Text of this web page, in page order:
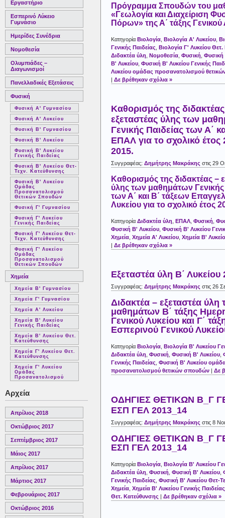
Εργαστήριο
Εσπερινό Λύκειο
Γυμνάσιο
Ημερίδες Συνέδρια
Νομοθεσία
Ολυμπιάδες –
Διαγωνισμοί
Πανελλαδικές Εξετάσεις
Φυσική
Φυσική Α' Γυμνασίου
Φυσική Α' Λυκείου
Φυσική Β' Γυμνασίου
Φυσική Β' Λυκείου
Φυσική Β' Λυκείου
Γενικής Παιδείας
Φυσική Β' Λυκείου Θετ-
Τεχν. Κατεύθυνσης
Φυσική Β' Λυκείου
Ομάδας
Προσανατολισμού
Θετικών Σπουδών
Φυσική Γ' Γυμνασίου
Φυσική Γ' Λυκείου
Γενικής Παιδείας
Φυσική Γ' Λυκείου Θετ-
Τεχν. Κατεύθυνσης
Φυσική Γ' Λυκείου
Ομάδας
Προσανατολισμού
Θετικών Σπουδών
Χημεία
Χημεία Β' Γυμνασίου
Χημεία Γ' Γυμνασίου
Χημεία Α' Λυκείου
Χημεία Β' Λυκείου
Γενικής Παιδείας
Χημεία Β' Λυκείου Θετ.
Κατεύθυνσης
Χημεία Γ' Λυκείου Θετ.
Κατεύθυνσης
Χημεία Γ' Λυκείου
Ομάδας
Προσανατολισμού
Αρχεία
Απρίλιος 2018
Οκτώβριος 2017
Σεπτέμβριος 2017
Μάιος 2017
Απρίλιος 2017
Μάρτιος 2017
Φεβρουάριος 2017
Οκτώβριος 2016
Πρόγραμμα Σπουδών του
«Γεωλογία και Διαχείριση
Πόρων» της Α΄ τάξης Γενικού
Κατηγορία Βιολογία Βιολογία Α' Λυκείου
Γενικής Παιδείας Βιολογία Γ' Λυκείου
Διδακτέα ύλη Νομοθεσία Φυσική Φυσική
Β' Λυκείου Φυσική Β' Λυκείου Γενικής
Λυκείου ομάδας προσανατολισμού
| Δε βρέθηκαν σχόλια »
Καθορισμός της
εξεταστέας ύλης των
Γενικής Παιδείας των Α΄
ΕΠΑΛ για το σχολικό έτος
2015.
Συγγραφέας: Δημήτρης Μακράκης στις 29
Καθορισμός της διδακτέας −
ύλης των μαθημάτων Γενικής
των Α΄ και Β΄ τάξεων
Λυκείου για το σχολικό έτος
Κατηγορία Διδακτέα ύλη ΕΠΑΛ Φυσική
Φυσική Β' Λυκείου Φυσική Β' Λυκείου
Χημεία Χημεία Α' Λυκείου Χημεία Β'
| Δε βρέθηκαν σχόλια »
Εξεταστέα ύλη Β΄ Λυκείου
Συγγραφέας: Δημήτρης Μακράκης στις 26
Διδακτέα – εξεταστέα ύλη
μαθημάτων Β΄ τάξης
Γενικού Λυκείου και Γ΄
Εσπερινού Γενικού
Κατηγορία Βιολογία Βιολογία Β' Λυκείου
Διδακτέα ύλη Φυσική Φυσική Β' Λυκείου
Γενικής Παιδείας Φυσική Β' Λυκείου
προσανατολισμού θετικών σπουδών | Δε
ΟΔΗΓΙΕΣ ΘΕΤΙΚΩΝ B_Γ
ΕΣΠ ΓΕΛ 2013_14
Συγγραφέας: Δημήτρης Μακράκης στις 8
ΟΔΗΓΙΕΣ ΘΕΤΙΚΩΝ B_Γ
ΕΣΠ ΓΕΛ 2013_14
Κατηγορία Βιολογία Βιολογία Β' Λυκείου
Διδακτέα ύλη Φυσική Φυσική Β' Λυκείου
Γενικής Παιδείας Φυσική Β' Λυκείου Θετ-
Χημεία Χημεία Β' Λυκείου Γενικής Παιδείας
Θετ. Κατεύθυνσης | Δε βρέθηκαν σχόλια »